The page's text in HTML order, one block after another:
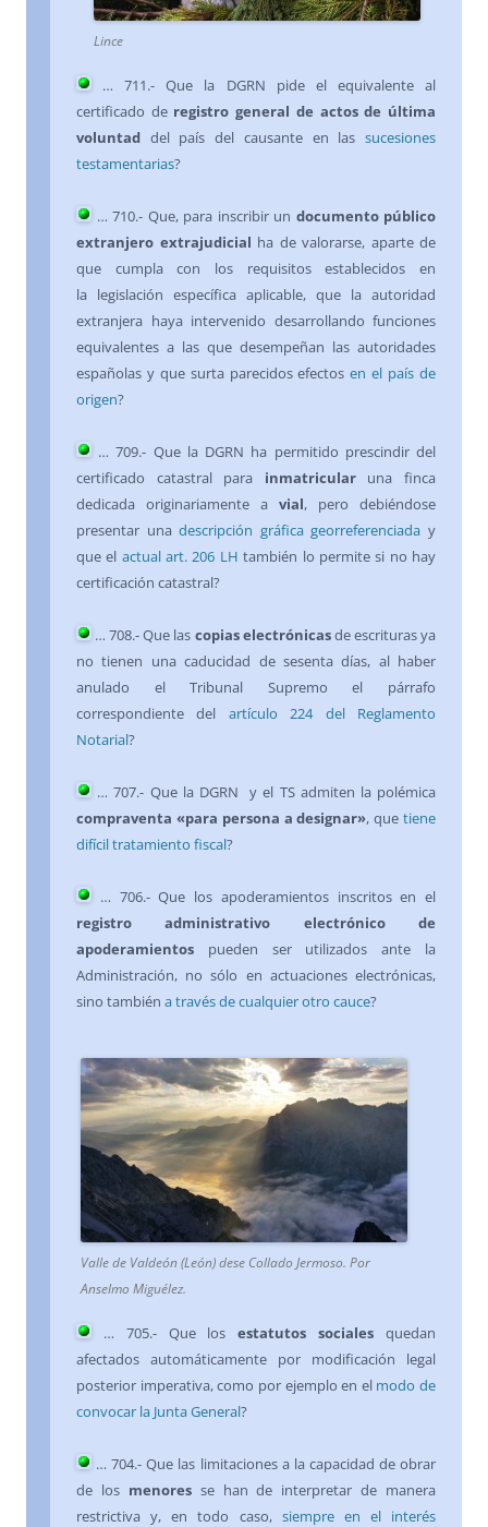
Lince
… 711.- Que la DGRN pide el equivalente al
certificado de registro general de actos de última
voluntad del país del causante en lassucesiones
testamentarias?
… 710.- Que, para inscribir un documento público
extranjero extrajudicial ha de valorarse, aparte de
que cumpla con los requisitos establecidos en
la legislación específica aplicable, que la autoridad
extranjera haya intervenido desarrollando funciones
equivalentes a las que desempeñan las autoridades
españolas y que surta parecidos efectosen el país de
origen?
… 709.- Que la DGRN ha permitido prescindir del
certificado catastral para inmatricularuna finca
dedicada originariamente a vial, pero debiéndose
presentar unadescripción gráfica georreferenciada y
que el actual art. 206 LH también lo permite si no hay
certificación catastral?
… 708.- Que las copias electrónicasde escrituras ya
no tienen una caducidad de sesenta días, al haber
anulado el Tribunal Supremo el párrafo
correspondiente del artículo 224 del Reglamento
Notarial?
… 707.- Que la DGRN y el TS admiten la polémica
compraventa «para persona a designar», quetiene
difícil tratamiento fiscal?
… 706.- Que los apoderamientos inscritos en el
registro administrativo electrónico de
apoderamientos pueden ser utilizados ante la
Administración, no sólo en actuaciones electrónicas,
sino también a través de cualquier otro cauce?
Valle de Valdeón (León) dese Collado Jermoso. Por
Anselmo Miguélez.
… 705.- Que losestatutos sociales quedan
afectados automáticamente por modificación legal
posterior imperativa, como por ejemplo en el modo de
convocar la Junta General?
… 704.- Que las limitaciones a la capacidad de obrar
de los menoresse han de interpretar de manera
restrictiva y, en todo caso, siempre en el interés